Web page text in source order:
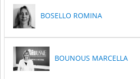
BOSELLO ROMINA
BOUNOUS MARCELLA